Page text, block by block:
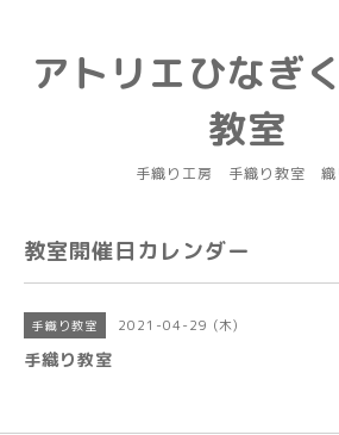
アトリエひなぎ
教室
手織り工房 手織り教室 織
教室開催日カレンダー
手織り教室 2021-04-29 (木)
手織り教室